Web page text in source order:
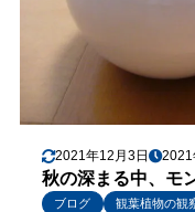
2021年12月3日 2021
秋の深まる中、モ
ブログ
観葉植物の観